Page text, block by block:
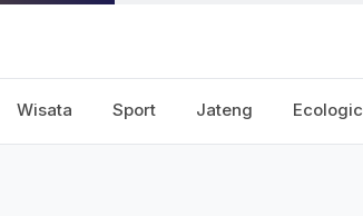
Wisata Sport Jateng Ecologic